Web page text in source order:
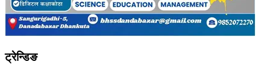
ट्रेन्डिङ